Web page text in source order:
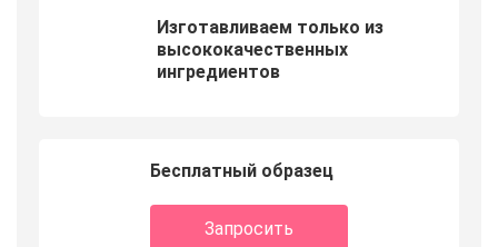
Изготавливаем только из
высококачественных
ингредиентов
Бесплатный образец
Запросить